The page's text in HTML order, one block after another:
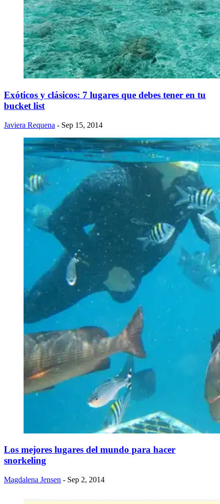
Exóticos y clásicos: 7 lugares que debes tener en tu
bucket list
Javiera Requena - Sep 15, 2014
​Los mejores lugares del mundo para hacer
snorkeling
Magdalena Jensen - Sep 2, 2014